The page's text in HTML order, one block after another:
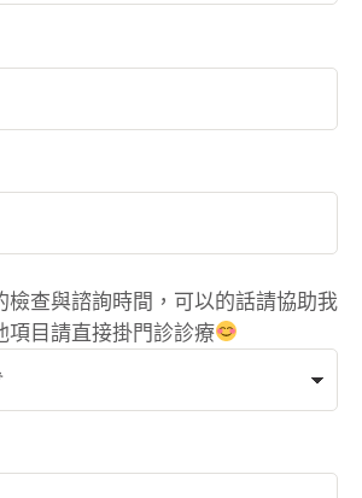
檢查與諮詢時間，可以的話請協助我
項目請直接掛門診診療